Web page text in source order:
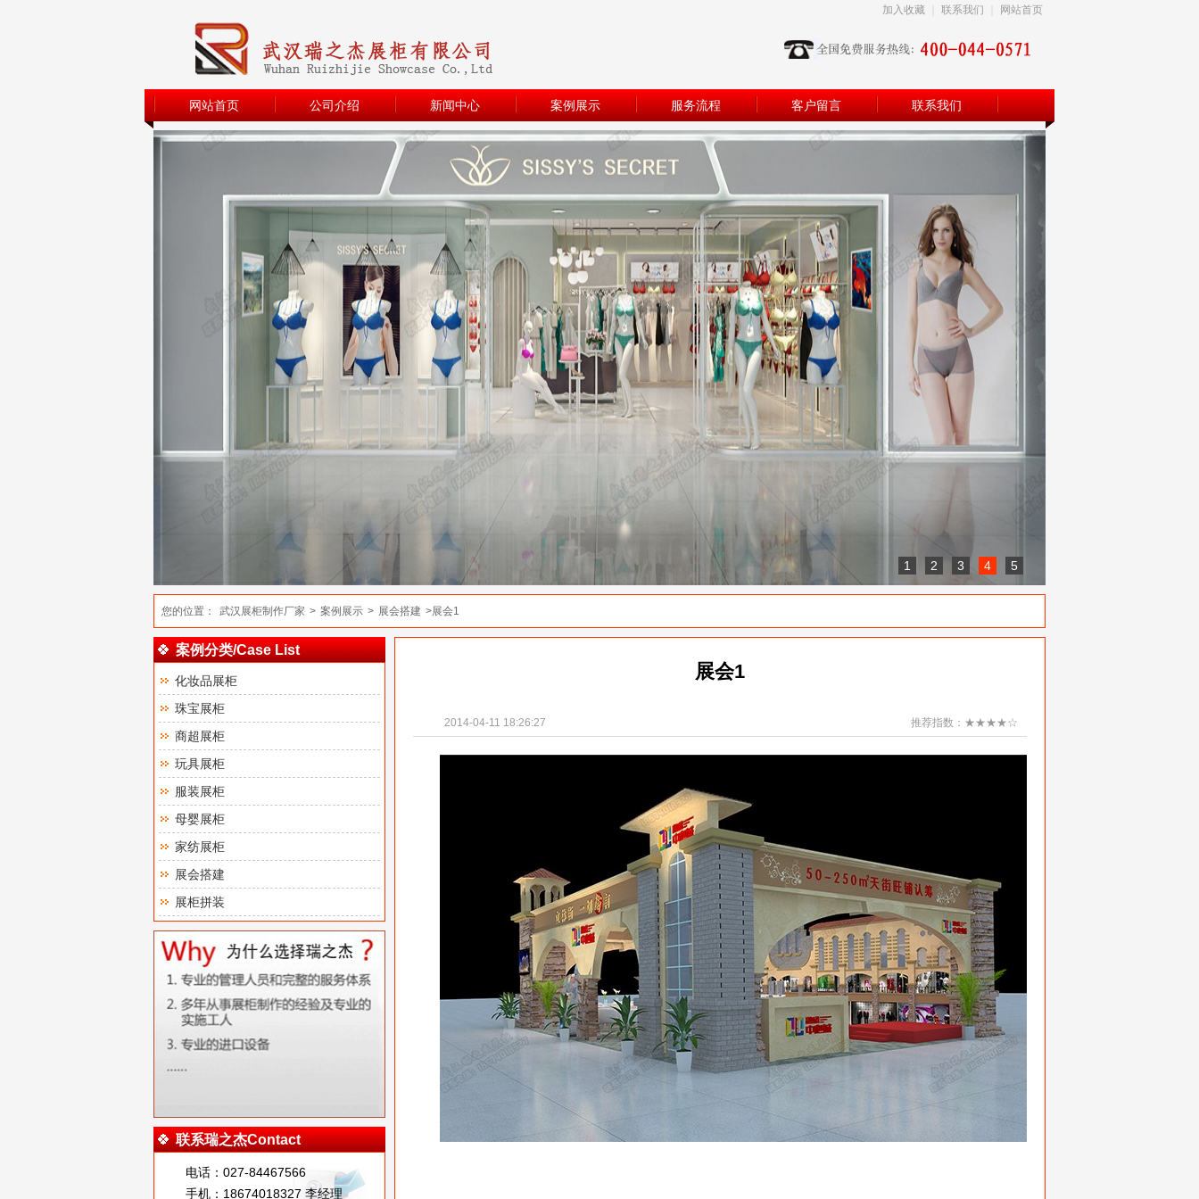
加入收藏 联系我们 网站首页
网站首页 公司介绍 新闻中心 案例展示 服务流程 客户留言 联系我们
1 2 3 4 5
您的位置： 武汉展柜制作厂家 > 案例展示 > 展会搭建 >展会1
案例分类/Case List
化妆品展柜
珠宝展柜
商超展柜
玩具展柜
服装展柜
母婴展柜
家纺展柜
展会搭建
展柜拼装
联系瑞之杰Contact
电话：027-84467566
手机：18674018327 李经理
展会1
2014-04-11 18:26:27 推荐指数：★★★★☆